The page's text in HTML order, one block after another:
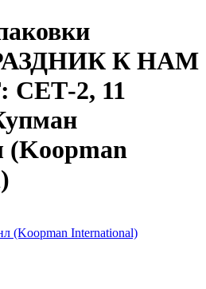
К НАМ
2, 11
(Koopman International)